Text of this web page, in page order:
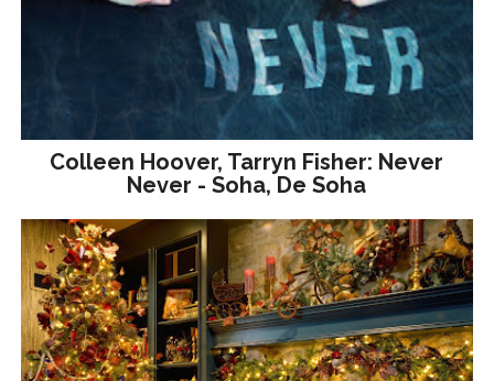
Colleen Hoover, Tarryn Fisher: Never
Never - Soha, De Soha